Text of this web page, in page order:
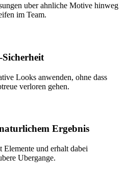
uber ahnliche Motive hinweg
im Team.
Looks anwenden, ohne dass
verloren gehen.
Ergebnis
Elemente und erhalt dabei
Ubergange.